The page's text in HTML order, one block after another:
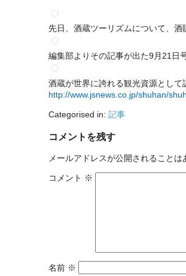
先日、酒蔵ツーリズムについて、酒
編集部よりその記事が出た9月21日
酒蔵が世界に誇れる観光資源として
http://www.jsnews.co.jp/shuhan/
Categorised in: 記事
コメントを残す
メールアドレスが公開されることは
コメント ※
名前 ※